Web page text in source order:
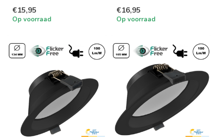
€15,95
Op voorraad
en 6000K
€16,95
Op voorraad